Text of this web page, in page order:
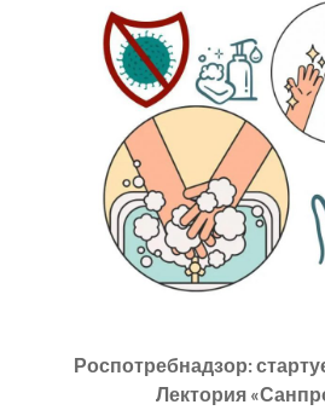
Роспотребнадзор:
Лектория